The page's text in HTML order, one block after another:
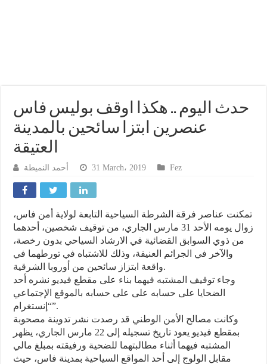
حدث اليوم .. هكذا اوقف بوليس فاس
عنصرين ابتزا سائحين بالمدينة
العتيقة
أحمد النميطة 31 March، 2019 Fez
تمكنت عناصر فرقة الشرطة السياحية التابعة لولاية أمن فاس،
زوال يومه الأحد 31 مارس الجاري، من توقيف شخصين، أحدهما
من ذوي السوابق القضائية في الارشاد السياحي بدون رخصة،
والآخر في الجرائم العنيفة، وذلك للاشتباه في تورطهما في
واقعة ابتزاز سائحين من أوروبا الشرقية.
وجاء توقيف المشتبه فيهما بناء على مقطع فيديو نشره أحد
الضحايا على حسابه على على حسابه بالموقع الإجتماعي
“إنستغرام”.
وكانت مصالح الأمن الوطني قد رصدت نشر تدوينة مصحوبة
بمقطع فيديو يعود تاريخ تسجيله إلى 22 مارس الجاري، يظهر
المشتبه فيهما أثناء مطالبتهما للضحية ورفيقته بمبلغ مالي
مقابل الولوج إلى أحد المواقع السياحية بمدينة فاس، حيث